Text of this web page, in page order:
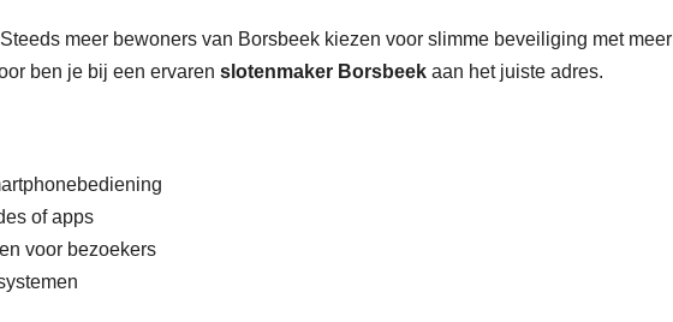
meer bewoners van Borsbeek kiezen voor slimme beveiliging met meer
ben je bij een ervaren slotenmaker Borsbeek aan het juiste adres.
of apps
voor bezoekers